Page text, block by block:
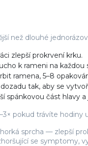
než dlouhé
zlepší prokrvení krku.
k rameni na každou
ramena, 5–8
tak, aby se
spánkovou část hlavy
pokud trávíte
sprcha — zlepší
se symptomy,